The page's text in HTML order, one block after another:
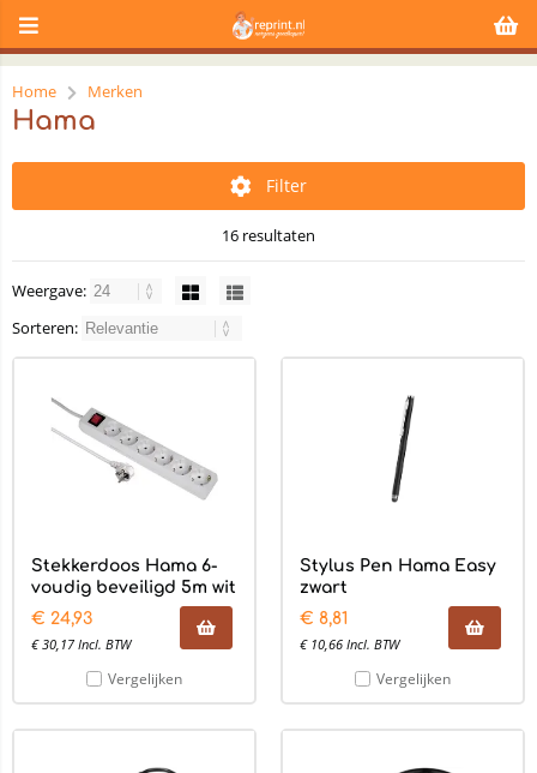
Home Merken
Hama
Filter
16 resultaten
Weergave:
Sorteren:
Stekkerdoos Hama 6-
voudig beveiligd 5m wit
€ 24,93
€30,17 Incl. BTW
Vergelijken
Stylus Pen Hama Easy
zwart
€ 8,81
€ 10,66 Incl. BTW
Vergelijken